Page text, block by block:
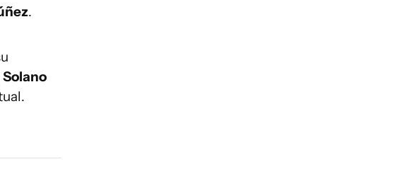
.